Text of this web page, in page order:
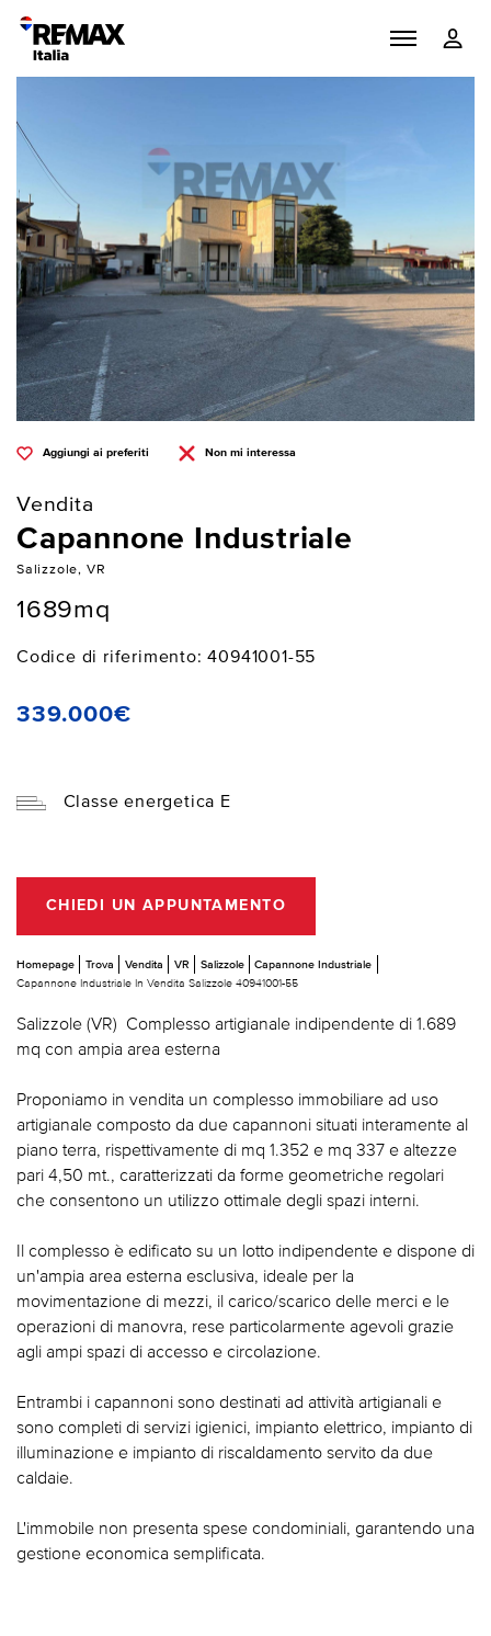
Aggiungi ai preferiti Non mi interessa
Vendita
Capannone Industriale
Salizzole, VR
1689mq
Codice di riferimento: 40941001-55
339.000€
Classe energetica E
CHIEDI UN APPUNTAMENTO
Homepage Trova Vendita VR Salizzole
Capannone Industriale
Capannone Industriale In Vendita Salizzole 40941001-55
Salizzole (VR)  Complesso artigianale indipendente di 1.689
mq con ampia area esterna
Proponiamo in vendita un complesso immobiliare ad uso
artigianale composto da due capannoni situati interamente al
piano terra, rispettivamente di mq 1.352 e mq 337 e altezze
pari 4,50 mt., caratterizzati da forme geometriche regolari
che consentono un utilizzo ottimale degli spazi interni.
Il complesso è edificato su un lotto indipendente e dispone di
un'ampia area esterna esclusiva, ideale per la
movimentazione di mezzi, il carico/scarico delle merci e le
operazioni di manovra, rese particolarmente agevoli grazie
agli ampi spazi di accesso e circolazione.
Entrambi i capannoni sono destinati ad attività artigianali e
sono completi di servizi igienici, impianto elettrico, impianto di
illuminazione e impianto di riscaldamento servito da due
caldaie.
L'immobile non presenta spese condominiali, garantendo una
gestione economica semplificata.